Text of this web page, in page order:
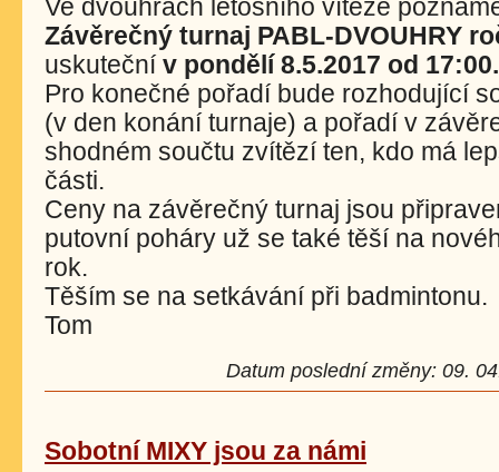
Ve dvouhrách letošního vítěze
Závěrečný turnaj PABL-DVOUHRY
uskutečnív pondělí 8.5.2017 od 17:00.
Pro konečné pořadí bude rozhodující
(v den konání turnaje) a pořadí v
shodném součtu zvítězí ten, kdo má
části.
Ceny na závěrečný turnaj jsou
putovní poháry už se také těší na
rok.
Těším se na setkávání při badmintonu.
Tom
Datum poslední změny: 09.
Sobotní MIXY jsou za námi